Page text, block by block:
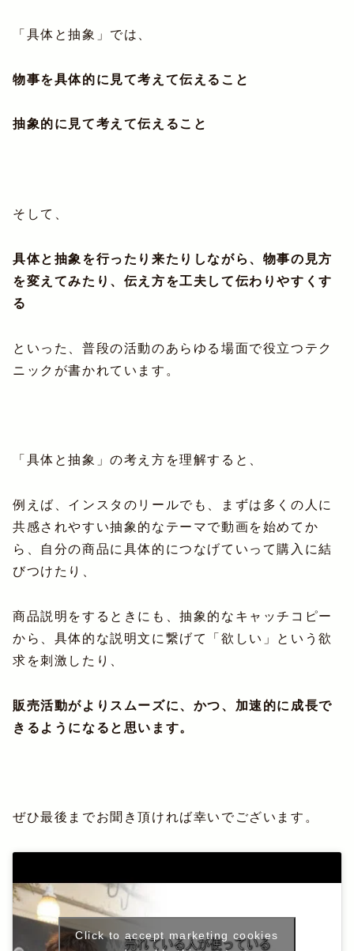
「具体と抽象」では、
物事を具体的に見て考えて伝えること
抽象的に見て考えて伝えること
そして、
具体と抽象を行ったり来たりしながら、物事の見方
を変えてみたり、伝え方を工夫して伝わりやすくす
る
といった、普段の活動のあらゆる場面で役立つテク
ニックが書かれています。
「具体と抽象」の考え方を理解すると、
例えば、インスタのリールでも、まずは多くの人に
共感されやすい抽象的なテーマで動画を始めてか
ら、自分の商品に具体的につなげていって購入に結
びつけたり、
商品説明をするときにも、抽象的なキャッチコピー
から、具体的な説明文に繋げて「欲しい」という欲
求を刺激したり、
販売活動がよりスムーズに、かつ、加速的に成長で
きるようになると思います。
ぜひ最後までお聞き頂ければ幸いでございます。
Click to accept marketing cookies